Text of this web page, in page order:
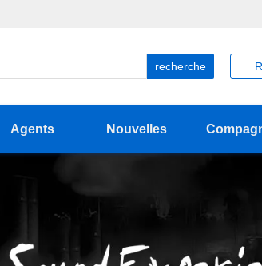
recherche
Agents Nouvelles